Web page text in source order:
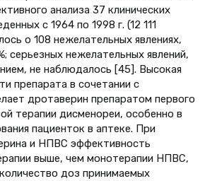
анализа 37 клинических
с 1964 по 1998 г. (12 111
о 108 нежелательных явлениях,
серьезных нежелательных явлений,
не наблюдалось [45]. Высокая
препарата в сочетании с
дротаверин препаратом первого
терапии дисменореи, особенно в
пациенток в аптеке. При
и НПВС эффективность
выше, чем монотерапии НПВС,
доз принимаемых